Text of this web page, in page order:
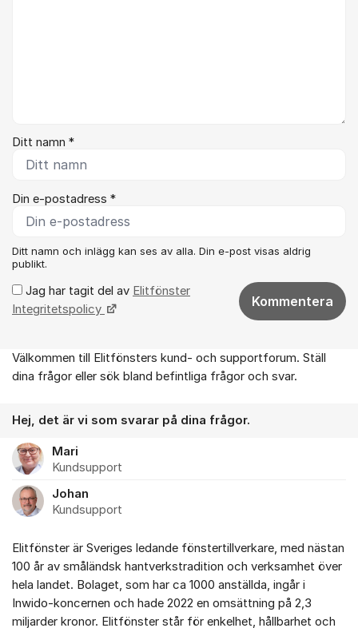
Ditt namn *
Din e-postadress *
Ditt namn och inlägg kan ses av alla. Din e-post visas aldrig
publikt.
Jag har tagit del av Elitfönster
Integritetspolicy
Kommentera
Om forumet
Välkommen till Elitfönsters kund- och supportforum. Ställ
dina frågor eller sök bland befintliga frågor och svar.
Hej, det är vi som svarar på dina frågor.
Mari
Kundsupport
Johan
Kundsupport
Elitfönster är Sveriges ledande fönstertillverkare, med nästan
100 år av småländsk hantverkstradition och verksamhet över
hela landet. Bolaget, som har ca 1000 anställda, ingår i
Inwido-koncernen och hade 2022 en omsättning på 2,3
miljarder kronor. Elitfönster står för enkelhet, hållbarhet och